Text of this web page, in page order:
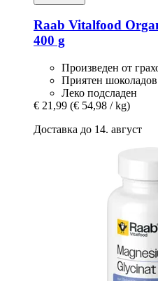
Raab Vitalfood
400 g
Произведен от
Приятен
Леко подсладен
€ 21,99 (€ 54,98 / kg)
Доставка до 14. август